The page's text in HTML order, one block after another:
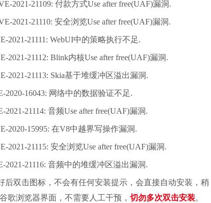
2021-21109: 付款方式Use after free(UAF)漏洞.
2021-21110: 安全浏览Use after free(UAF)漏洞.
2021-21111: WebUI中的策略执行不足.
2021-21112: Blink内核Use after free(UAF)漏洞.
2021-21113: Skia基于堆缓冲区溢出漏洞.
2020-16043: 网络中的数据验证不足.
2021-21114: 音频Use after free(UAF)漏洞.
2020-15995: 在V8中越界写操作漏洞.
2021-21115: 安全浏览Use after free(UAF)漏洞.
2021-21116: 音频中的堆缓冲区溢出漏洞.
后双击图标，不会有任何安装提示，会直接自动安装，稍
歌浏览器界面，不需要人工干预， 切勿多次双击安装。